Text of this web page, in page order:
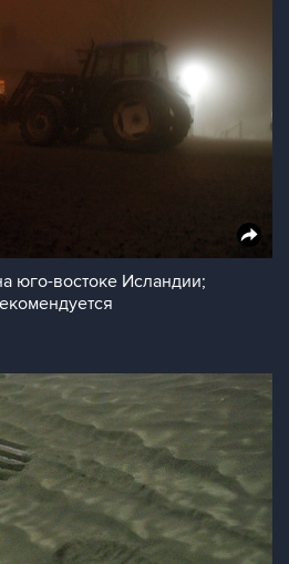
юго-востоке Исландии;